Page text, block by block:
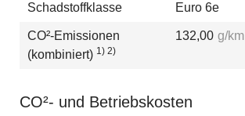
Schadstoffklasse Euro 6e
CO²-Emissionen
(kombiniert) 1) 2)
132,00 g/km
CO²- und Betriebskosten